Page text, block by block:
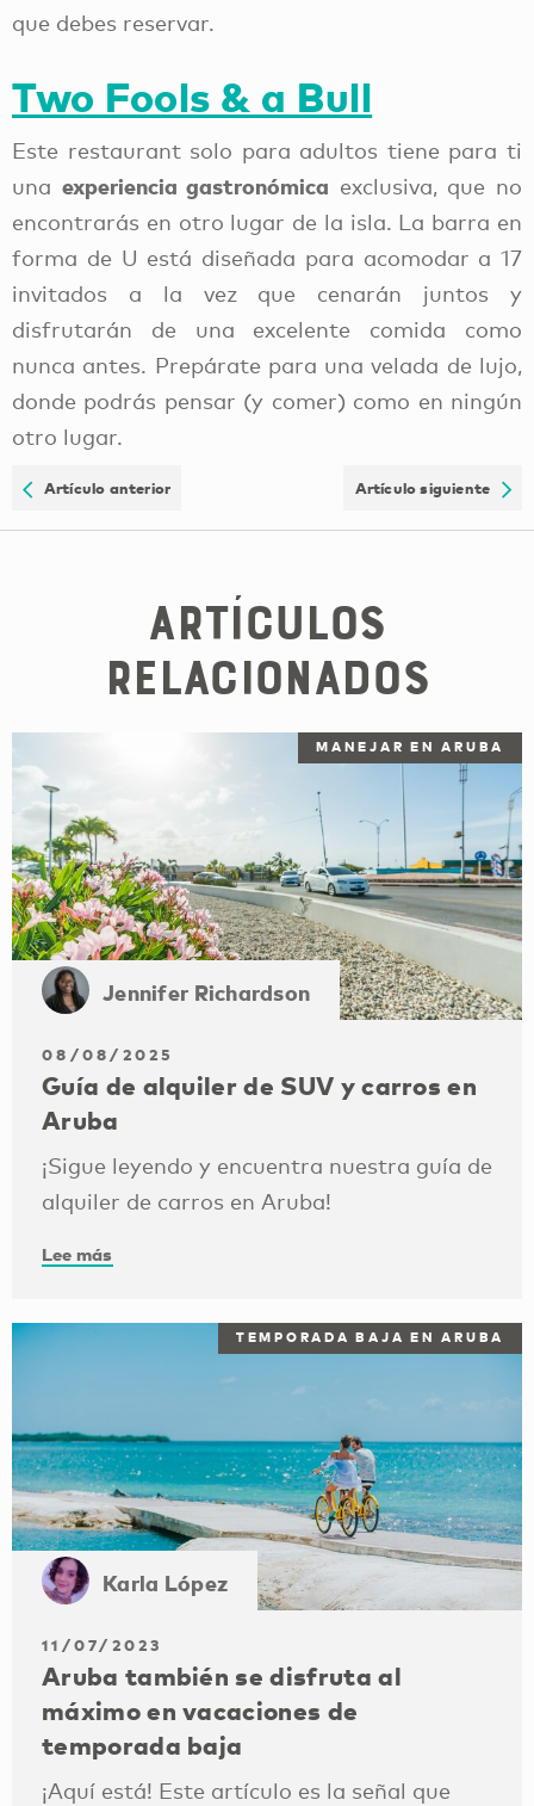
que debes reservar.
Two Fools & a Bull
Este restaurant solo para adultos tiene para ti
una experiencia gastronómica exclusiva, que no
encontrarás en otro lugar de la isla. La barra en
forma de U está diseñada para acomodar a 17
invitados a la vez que cenarán juntos y
disfrutarán de una excelente comida como
nunca antes. Prepárate para una velada de lujo,
donde podrás pensar (y comer) como en ningún
otro lugar.
Artículo anterior Artículo siguiente
Artículos
relacionados
MANEJAR EN ARUBA
Jennifer Richardson
08/08/2025
Guía de alquiler de SUV y carros en
Aruba
¡Sigue leyendo y encuentra nuestra guía de
alquiler de carros en Aruba!
Lee más
TEMPORADA BAJA EN ARUBA
Karla López
11/07/2023
Aruba también se disfruta al
máximo en vacaciones de
temporada baja
¡Aquí está! Este artículo es la señal que